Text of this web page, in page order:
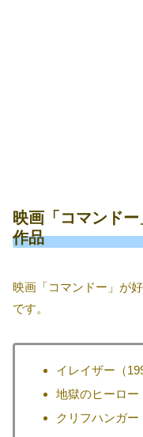
映画「コマンド
作品
映画「コマンドー」が
です。
イレイザー（
地獄のヒーロー
クリフハンガー